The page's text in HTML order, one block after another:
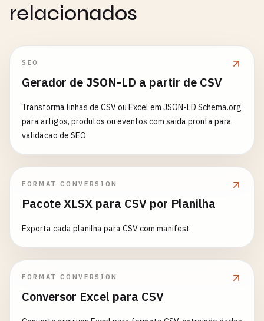
relacionados
SEO
Gerador de JSON-LD a partir de CSV
Transforma linhas de CSV ou Excel em JSON-LD Schema.org
para artigos, produtos ou eventos com saida pronta para
validacao de SEO
FORMAT CONVERSION
Pacote XLSX para CSV por Planilha
Exporta cada planilha para CSV com manifest
FORMAT CONVERSION
Conversor Excel para CSV